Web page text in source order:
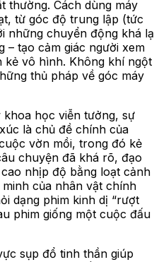
thường. Cách dùng máy
từ góc độ trung lập (tức
những chuyển động khá lạ
– tạo cảm giác người xem
kẻ vô hình. Không khí ngột
thủ pháp về góc máy
học viễn tưởng, sự
là chủ đề chính của
vờn mồi, trong đó kẻ
chuyện đã khá rõ, đạo
nhịp độ bằng loạt cảnh
của nhân vật chính
dạng phim kinh dị “rượt
phim giống một cuộc đấu
sụp đổ tinh thần giúp